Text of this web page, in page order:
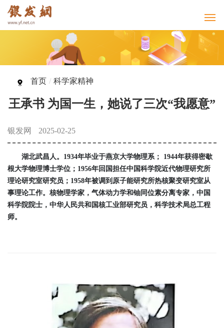
首页 / 科学家精神
王承书 为国一生，她说了三次“我愿意”
银发网 2025-02-25
湖北武昌人。1934年毕业于燕京大学物理系； 1944年获得密歇
根大学物理博士学位；1956年回国担任中国科学院近代物理研究所
理论研究室研究员；1958年被调到原子能研究所热核聚变研究室从
事理论工作。核物理学家，气体动力学和铀同位素分离专家，中国
科学院院士，中华人民共和国核工业部研究员，科学技术局总工程
师。